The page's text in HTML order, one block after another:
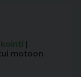
motoon